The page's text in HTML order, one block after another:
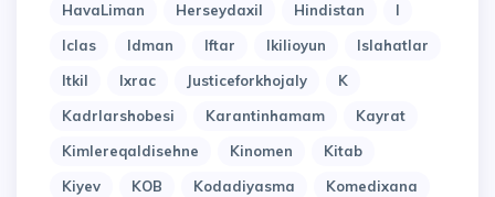
HavaLiman
Herseydaxil Hindistan
I
Iclas
Idman Iftar Ikilioyun
Islahatlar
Itkil
Ixrac Justiceforkhojaly
K
Kadrlarshobesi
Karantinhamam
Kayrat
Kimlereqaldisehne
Kinomen
Kitab
Kiyev
KOB Kodadiyasma
Komedixana